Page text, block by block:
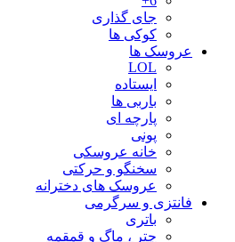
جای گذاری
کوکی ها
عروسک ها
LOL
ایستاده
باربی ها
پارچه ای
پونی
خانه عروسکی
سخنگو و حرکتی
عروسک های دخترانه
فانتزی و سرگرمی
باتری
چتر ، ماگ و قمقمه